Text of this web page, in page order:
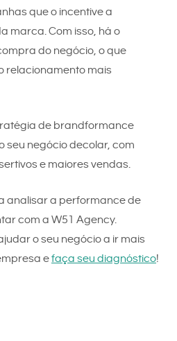
que o incentive a
marca. Com isso, há o
do negócio, o que
relacionamento mais
de brandformance
seu negócio decolar, com
e maiores vendas.
analisar a performance de
com a W51 Agency.
o seu negócio a ir mais
efaça seu diagnóstico!